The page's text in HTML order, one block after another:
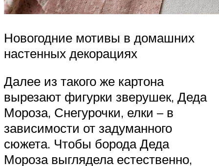
Новогодние мотивы в домашних
настенных декорациях
Далее из такого же картона
вырезают фигурки зверушек, Деда
Мороза, Снегурочки, елки – в
зависимости от задуманного
сюжета. Чтобы борода Деда
Мороза выглядела естественно,